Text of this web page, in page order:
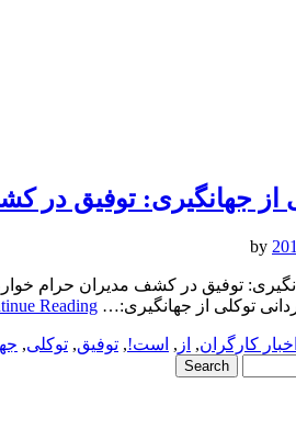
از جهانگیری: توفیق در
توفیق در کشف مدیران حرام
توکلی از جهانگیری:… Reading
اخبار کارگران, از , است!, توفیق, توکلی,